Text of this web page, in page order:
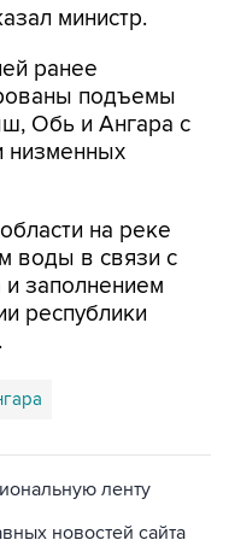
министр.
ранее
подъемы
Обь и Ангара с
низменных
на реке
воды в связи с
и заполнением
республики
ленту
новостей сайта